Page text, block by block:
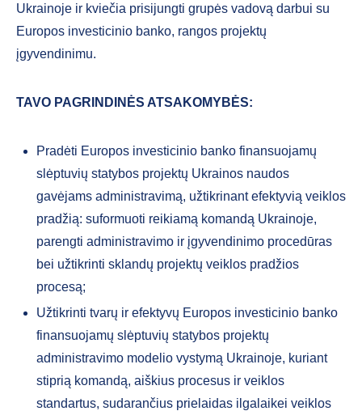
Ukrainoje ir kviečia prisijungti grupės vadovą darbui su
Europos investicinio banko, rangos projektų
įgyvendinimu.
TAVO PAGRINDINĖS ATSAKOMYBĖS:
Pradėti Europos investicinio banko finansuojamų
slėptuvių statybos projektų Ukrainos naudos
gavėjams administravimą, užtikrinant efektyvią veiklos
pradžią: suformuoti reikiamą komandą Ukrainoje,
parengti administravimo ir įgyvendinimo procedūras
bei užtikrinti sklandų projektų veiklos pradžios
procesą;
Užtikrinti tvarų ir efektyvų Europos investicinio banko
finansuojamų slėptuvių statybos projektų
administravimo modelio vystymą Ukrainoje, kuriant
stiprią komandą, aiškius procesus ir veiklos
standartus, sudarančius prielaidas ilgalaikei veiklos